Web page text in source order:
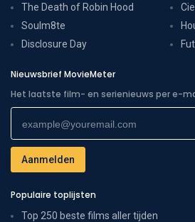
The Death of Robin Hood
Soulm8te
Disclosure Day
Nieuwsbrief MovieMeter
Het laatste film- en serienieuws per e-
Populaire toplijsten
Top 250 beste films aller tijden